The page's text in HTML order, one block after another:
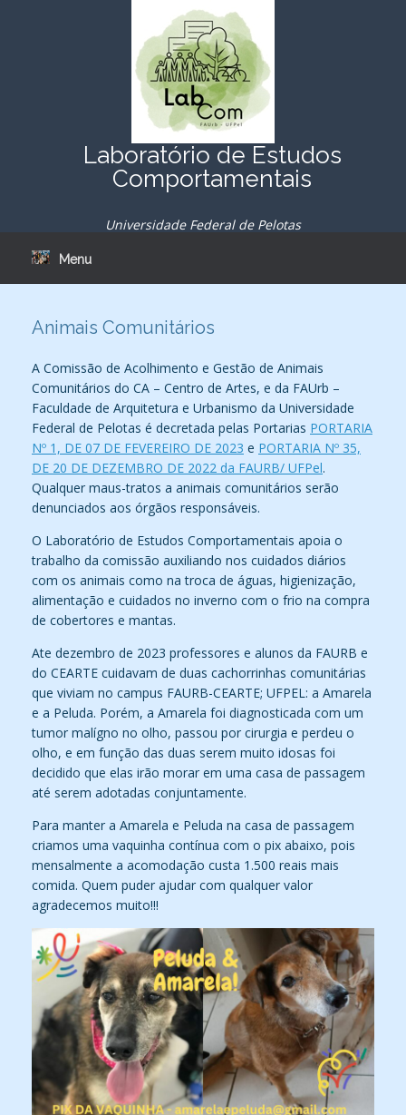
Laboratório de Estudos
Comportamentais
Universidade Federal de Pelotas
Menu
Animais Comunitários
A Comissão de Acolhimento e Gestão de Animais
Comunitários do CA – Centro de Artes, e da FAUrb –
Faculdade de Arquitetura e Urbanismo da Universidade
Federal de Pelotas é decretada pelas Portarias PORTARIA
Nº 1, DE 07 DE FEVEREIRO DE 2023 e PORTARIA Nº 35,
DE 20 DE DEZEMBRO DE 2022 da FAURB/ UFPel.
Qualquer maus-tratos a animais comunitários serão
denunciados aos órgãos responsáveis.
O Laboratório de Estudos Comportamentais apoia o
trabalho da comissão auxiliando nos cuidados diários
com os animais como na troca de águas, higienização,
alimentação e cuidados no inverno com o frio na compra
de cobertores e mantas.
Ate dezembro de 2023 professores e alunos da FAURB e
do CEARTE cuidavam de duas cachorrinhas comunitárias
que viviam no campus FAURB-CEARTE; UFPEL: a Amarela
e a Peluda. Porém, a Amarela foi diagnosticada com um
tumor malígno no olho, passou por cirurgia e perdeu o
olho, e em função das duas serem muito idosas foi
decidido que elas irão morar em uma casa de passagem
até serem adotadas conjuntamente.
Para manter a Amarela e Peluda na casa de passagem
criamos uma vaquinha contínua com o pix abaixo, pois
mensalmente a acomodação custa 1.500 reais mais
comida. Quem puder ajudar com qualquer valor
agradecemos muito!!!